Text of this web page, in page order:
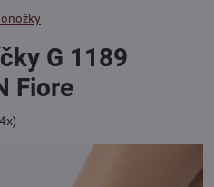
G 1189
Fiore
4x)